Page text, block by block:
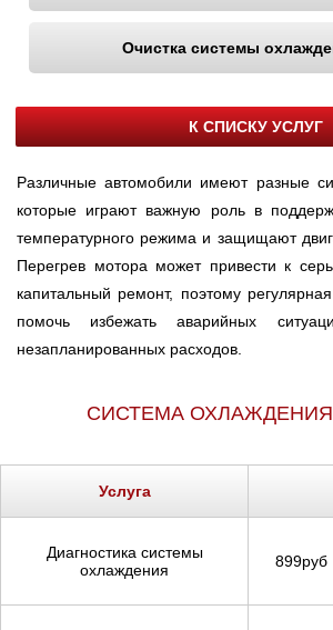
Очистка системы
К СПИСКУ УСЛУГ
Различные автомобили имеют разные
которые играют важную роль в
температурного режима и защищают
Перегрев мотора может привести к
капитальный ремонт, поэтому
помочь избежать аварийных
незапланированных расходов.
СИСТЕМА
Услуга
Диагностика системы
охлаждения
899руб